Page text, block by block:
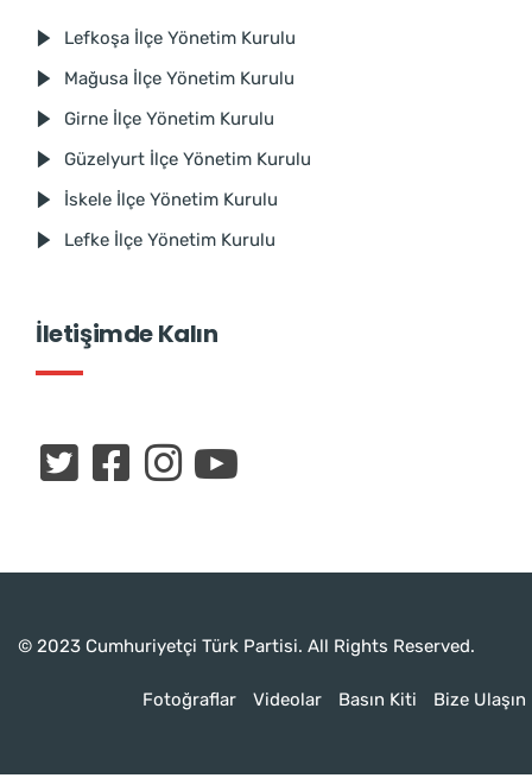
Lefkoşa İlçe Yönetim Kurulu
Mağusa İlçe Yönetim Kurulu
Girne İlçe Yönetim Kurulu
Güzelyurt İlçe Yönetim Kurulu
İskele İlçe Yönetim Kurulu
Lefke İlçe Yönetim Kurulu
İletişimde Kalın
© 2023 Cumhuriyetçi Türk Partisi. All Rights Reserved.
Fotoğraflar Videolar Basın Kiti Bize Ulaşın